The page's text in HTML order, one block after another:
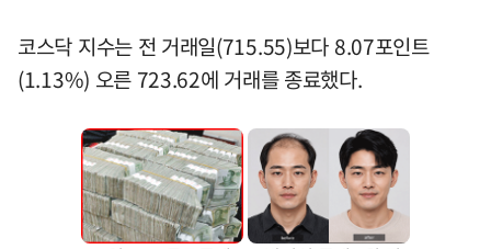
코스닥 지수는 전 거래일(715.55)보다 8.07포인트
(1.13%) 오른 723.62에 거래를 종료했다.